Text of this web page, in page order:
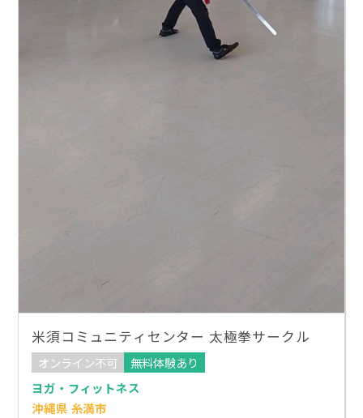
米須コミュニティセンター 太極拳サークル
オンライン不可
無料体験あり
ヨガ・フィットネス
沖縄県 糸満市